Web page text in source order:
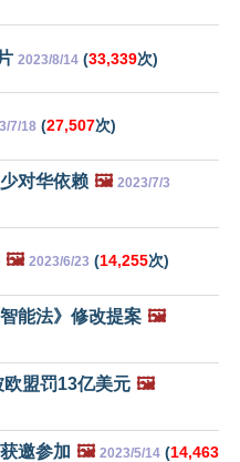
2023/8/14 (33,339次)
7/18 (27,507次)
对华依赖 🖼️ 2023/7/3
🖼️ 2023/6/23 (14,255次)
能法》修改提案 🖼️
盟罚13亿美元 🖼️
邀参加 🖼️ 2023/5/14 (14,463